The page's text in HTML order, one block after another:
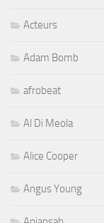
Acteurs
Adam Bomb
afrobeat
Al Di Meola
Alice Cooper
Angus Young